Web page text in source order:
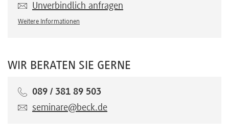
Unverbindlich anfragen
Weitere Informationen
WIR BERATEN SIE GERNE
089 / 381 89 503
seminare@beck.de